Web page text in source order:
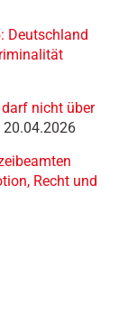
Deutschland
nicht über
20.04.2026
Recht und